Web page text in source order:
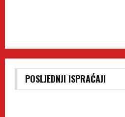
POSLJEDNJI ISPRAĆAJI